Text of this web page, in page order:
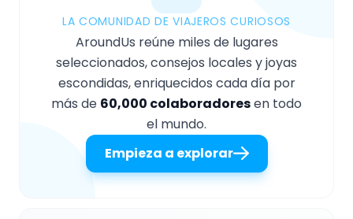
LA COMUNIDAD DE VIAJEROS CURIOSOS
AroundUs reúne miles de lugares
seleccionados, consejos locales y joyas
escondidas, enriquecidos cada día por
más de 60,000 colaboradoresen todo
el mundo.
Empieza a explorar